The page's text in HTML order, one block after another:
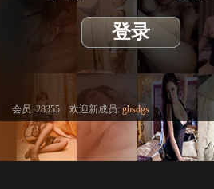
登录
会员: 28355 欢迎新成员: gbsdgs